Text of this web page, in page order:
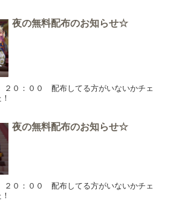
夜の無料配布のお知らせ☆
２０：００ 配布してる方がいないかチェ
夜の無料配布のお知らせ☆
２０：００ 配布してる方がいないかチェ